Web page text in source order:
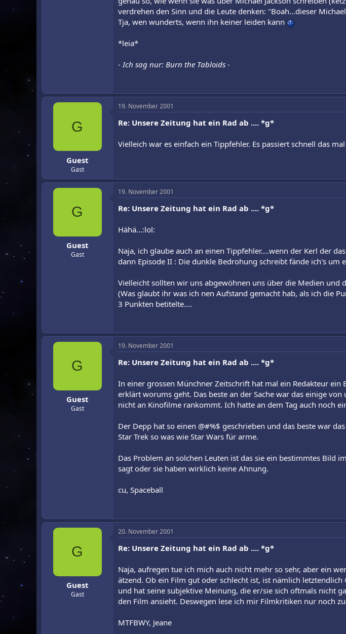
verdrehen den Sinn und die Leute denken: "Boah...dieser
Tja, wen wunderts, wenn ihn keiner leiden kann
*leia*
- Ich sag nur: Burn the Tabloids -
G
Guest
Gast
19. November 2001
Re: Unsere Zeitung hat ein Rad ab .... *g*
Vielleich war es einfach ein Tippfehler. Es passiert schnell das
G
Guest
Gast
19. November 2001
Re: Unsere Zeitung hat ein Rad ab .... *g*
Hähä...:lol:
Naja, ich glaube auch an einen Tippfehler....wenn der Kerl der
dann Episode II : Die dunkle Bedrohung schreibt fände ich's um
Vielleicht sollten wir uns abgewöhnen uns über die Medien und
(Was glaubt ihr was ich nen Aufstand gemacht hab, als ich die
3 Punkten betitelte....
G
Guest
Gast
19. November 2001
Re: Unsere Zeitung hat ein Rad ab .... *g*
In einer grossen Münchner Zeitschrift hat mal ein Redakteur
erklärt worums geht. Das beste an der Sache war das einige
nicht an Kinofilme rankommt. Ich hatte an dem Tag auch noch
Der Depp hat so einen @#%$ geschrieben und das beste war
Star Trek so was wie Star Wars für arme.
Das Problem an solchen Leuten ist das sie ein bestimmtes Bild
sagt oder sie haben wirklich keine Ahnung.
cu, Spaceball
G
Guest
Gast
20. November 2001
Re: Unsere Zeitung hat ein Rad ab .... *g*
Naja, aufregen tue ich mich auch nicht mehr so sehr, aber ein
ätzend. Ob ein Film gut oder schlecht ist, ist nämlich
und hat seine subjektive Meinung, die er/sie sich oftmals nicht
den Film ansieht. Deswegen lese ich mir Filmkritiken nur noch
MTFBWY, Jeane